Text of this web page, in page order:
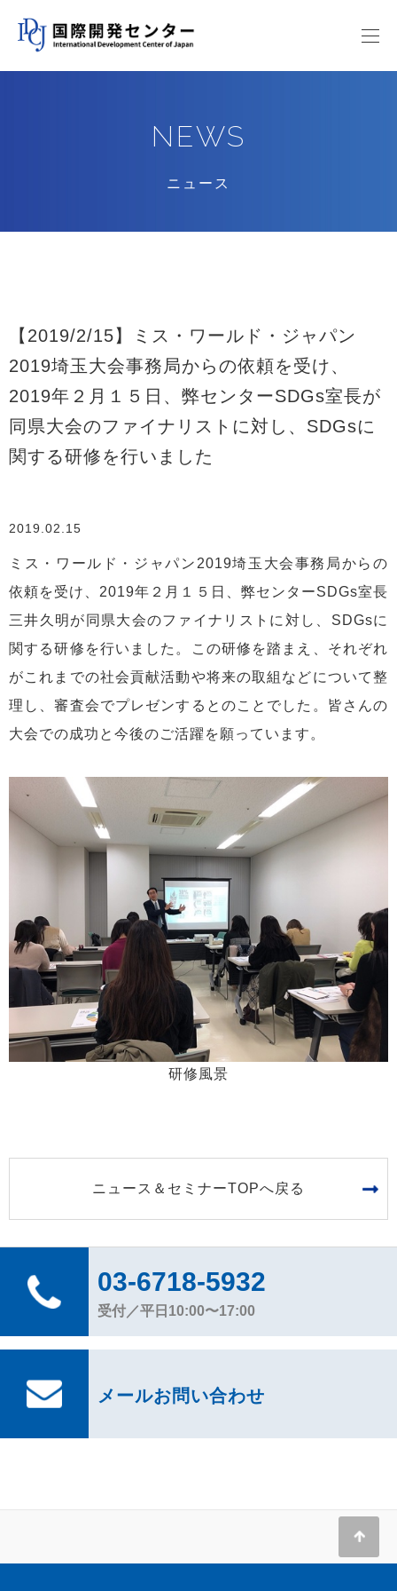
NEWS
ニュース
【2019/2/15】ミス・ワールド・ジャパン
2019埼玉大会事務局からの依頼を受け、
2019年２月１５日、弊センターSDGs室長が
同県大会のファイナリストに対し、SDGsに
関する研修を行いました
2019.02.15
ミス・ワールド・ジャパン2019埼玉大会事務局からの
依頼を受け、2019年２月１５日、弊センターSDGs室長
三井久明が同県大会のファイナリストに対し、SDGsに
関する研修を行いました。この研修を踏まえ、それぞれ
がこれまでの社会貢献活動や将来の取組などについて整
理し、審査会でプレゼンするとのことでした。皆さんの
大会での成功と今後のご活躍を願っています。
研修風景
ニュース＆セミナーTOPへ戻る
03-6718-5932
受付／平日10:00〜17:00
メールお問い合わせ